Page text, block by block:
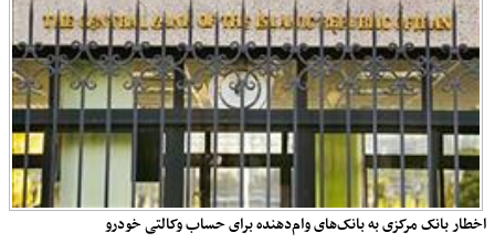
اخطار بانک مرکزی به بانک‌های وام‌دهنده برای حساب وکالتی خودرو